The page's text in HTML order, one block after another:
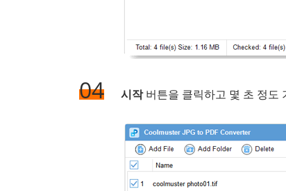
04 시작버튼을 클릭하고 몇 초 정도